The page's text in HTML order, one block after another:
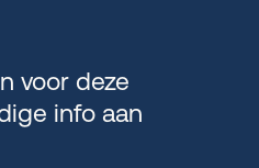
voor deze
info aan